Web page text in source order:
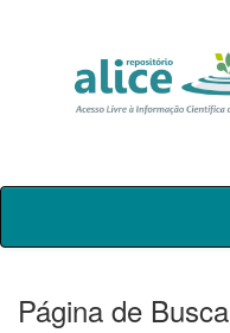
Skip
Página de Busca